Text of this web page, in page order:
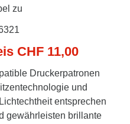
zu
CHF 11,00
Druckerpatronen
und
entsprechen
gewährleisten brillante